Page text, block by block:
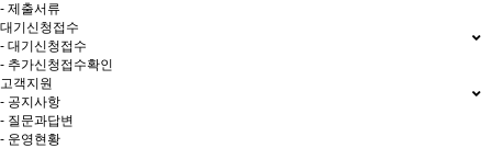
- 제출서류
대기신청접수
- 대기신청접수
- 추가신청접수확인
고객지원
- 공지사항
- 질문과답변
- 운영현황